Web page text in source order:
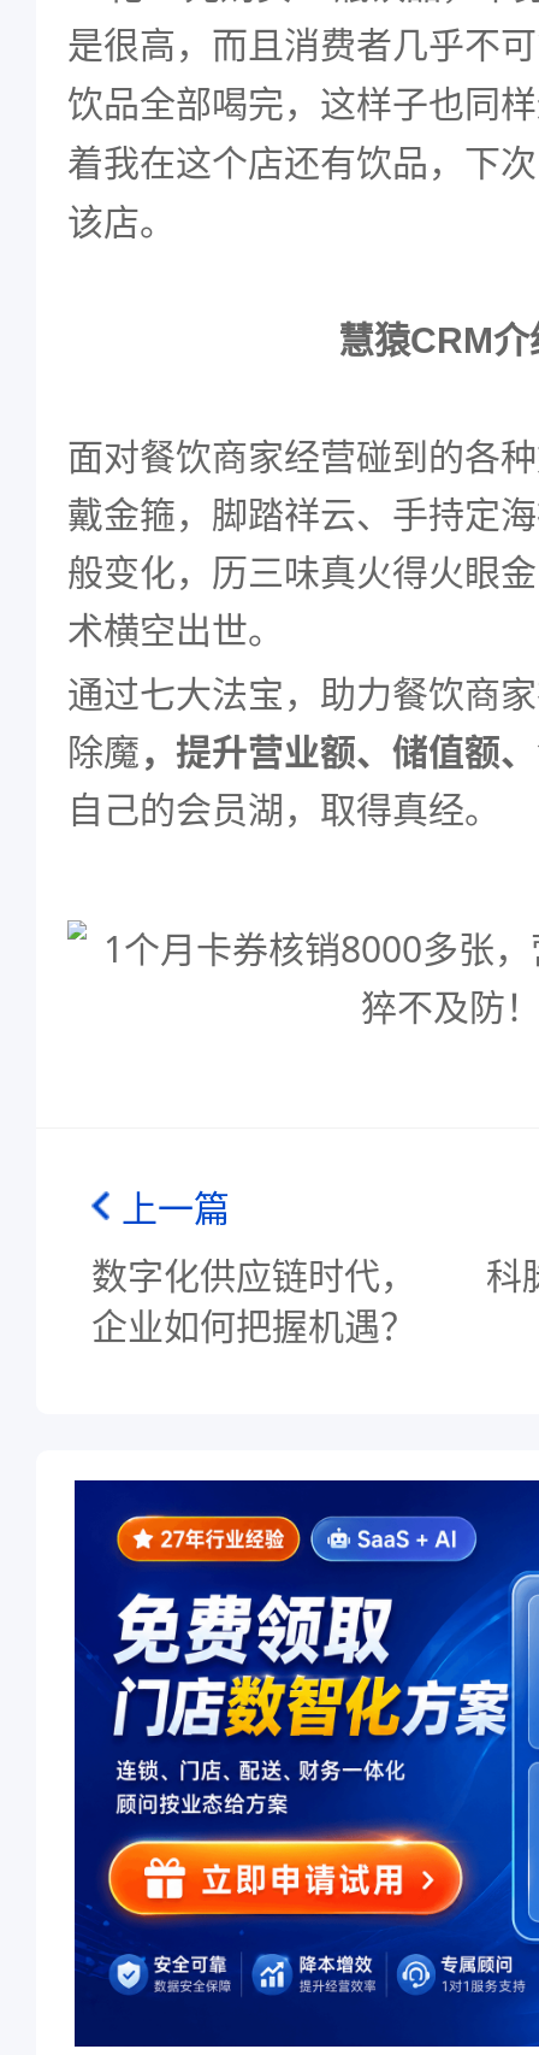
是很高，而且消费者几乎不
饮品全部喝完，这样子也同
着我在这个店还有饮品，下
该店。
慧猿CRM介
面对餐饮商家经营碰到的各
戴金箍，脚踏祥云、手持定
般变化，历三味真火得火眼
术横空出世。
通过七大法宝，助力餐饮商
除魔， 提升营业额、储值额
自己的会员湖，取得真经。
上一篇
数字化供应链时代，
企业如何把握机遇？
科